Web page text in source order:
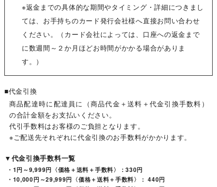
※返金までの具体的な期間やタイミング・詳細につきまし
ては、お手持ちのカード発行会社様へ直接お問い合わせ
ください。（カード会社によっては、口座への返金まで
に数週間～２か月ほどお時間がかかる場合がありま
す。）
■代金引換
商品配達時に配達員に（商品代金＋送料＋代金引換手数料）
の合計金額をお支払いください。
代引手数料はお客様のご負担となります。
※ご配送先それぞれに代金引換のお手数料がかかります。
▼代金引換手数料一覧
・1円～9,999円〈価格＋送料＋手数料〉：330円
・10,000円～29,999円〈価格＋送料＋手数料〉： 440円